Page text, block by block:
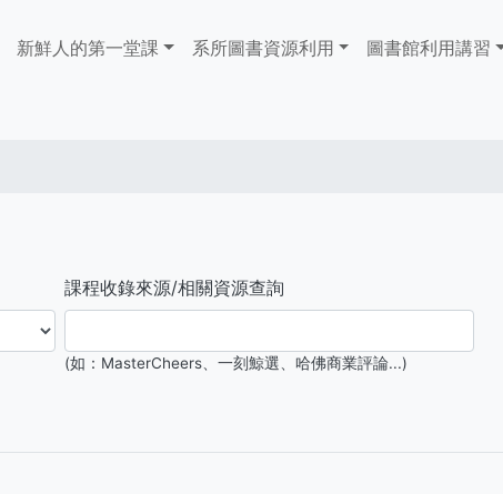
Main
navigation
新鮮人的第一堂課 系所圖書資源利用 ​​​​​圖書館​​​​​​​利用講習
課程收錄來源/相關資源查詢
(如：MasterCheers、一刻鯨選、哈佛商業評論...)